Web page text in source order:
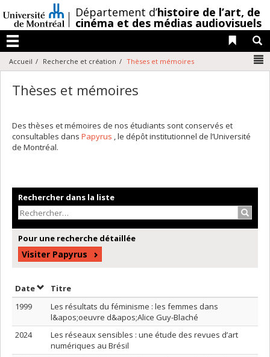
au
contenu
/Département d’histoire de l’art, de
cinéma et des médias audiovisuels
Menu
Liens
Accueil Recherche et création Thèses et mémoires
Thèses et mémoires
Des thèses et mémoires de nos étudiants sont conservés et
consultables dans Papyrus , le dépôt institutionnel de l’Université
de Montréal.
Rechercher dans la liste
Pour une recherche détaillée
Visiter Papyrus
DateTrier par date en ordre décroissant
Titre
1999
Les résultats du féminisme : les femmes dans
l&apos;oeuvre d&apos;Alice Guy-Blaché
2024
Les réseaux sensibles : une étude des revues d’art
numériques au Brésil